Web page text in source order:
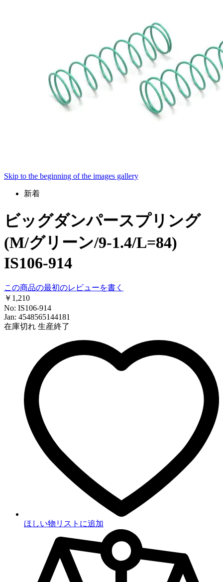
Skip to the beginning of the images gallery
新着
ビッグダンパースプリング
(M/グリーン/9-1.4/L=84)
IS106-914
この商品の最初のレビューを書く
￥1,210
No: IS106-914
Jan: 4548565144181
在庫切れ 生産終了
ほしい物リストに追加